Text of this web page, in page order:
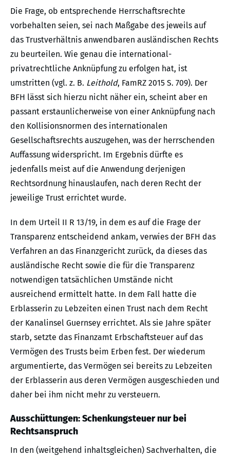
Die Frage, ob entsprechende Herrschaftsrechte
vorbehalten seien, sei nach Maßgabe des jeweils auf
das Trustverhältnis anwendbaren ausländischen Rechts
zu beurteilen. Wie genau die international-
privatrechtliche Anknüpfung zu erfolgen hat, ist
umstritten (vgl. z. B. Leithold, FamRZ 2015 S. 709). Der
BFH lässt sich hierzu nicht näher ein, scheint aber en
passant erstaunlicherweise von einer Anknüpfung nach
den Kollisionsnormen des internationalen
Gesellschaftsrechts auszugehen, was der herrschenden
Auffassung widerspricht. Im Ergebnis dürfte es
jedenfalls meist auf die Anwendung derjenigen
Rechtsordnung hinauslaufen, nach deren Recht der
jeweilige Trust errichtet wurde.
In dem Urteil II R 13/19, in dem es auf die Frage der
Transparenz entscheidend ankam, verwies der BFH das
Verfahren an das Finanzgericht zurück, da dieses das
ausländische Recht sowie die für die Transparenz
notwendigen tatsächlichen Umstände nicht
ausreichend ermittelt hatte. In dem Fall hatte die
Erblasserin zu Lebzeiten einen Trust nach dem Recht
der Kanalinsel Guernsey errichtet. Als sie Jahre später
starb, setzte das Finanzamt Erbschaftsteuer auf das
Vermögen des Trusts beim Erben fest. Der wiederum
argumentierte, das Vermögen sei bereits zu Lebzeiten
der Erblasserin aus deren Vermögen ausgeschieden und
daher bei ihm nicht mehr zu versteuern.
Ausschüttungen: Schenkungsteuer nur bei
Rechtsanspruch
In den (weitgehend inhaltsgleichen) Sachverhalten, die